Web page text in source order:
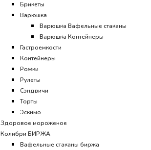
Брикеты
Варюшка
Варюшка Вафельные стаканы
Варюшка Контейнеры
Гастроемкости
Контейнеры
Рожки
Рулеты
Сэндвичи
Торты
Эскимо
Здоровое мороженое
Колибри БИРЖА
Вафельные стаканы биржа